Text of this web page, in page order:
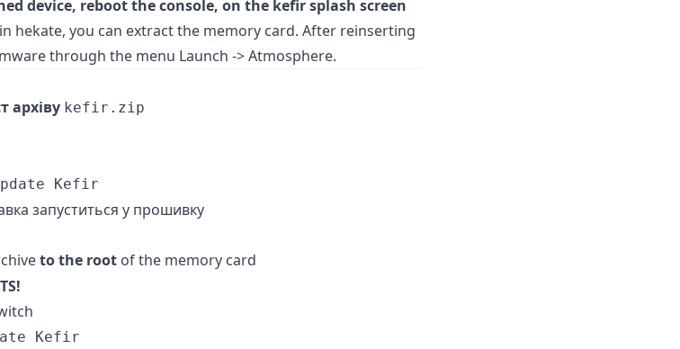
device, reboot the console, on the kefir splash screen
hekate, you can extract the memory card. After reinserting
through the menu Launch -> Atmosphere.
архіву kefir.zip
Kefir
запуститься у прошивку
to the root of the memory card
Kefir